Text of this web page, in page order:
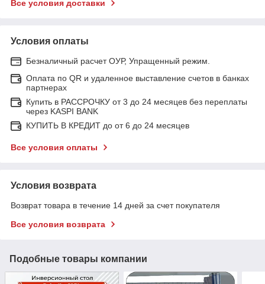
Все условия доставки
Условия оплаты
Безналичный расчет ОУР, Упращенный режим.
Оплата по QR и удаленное выставление счетов в банках
партнерах
Купить в РАССРОЧКУ от 3 до 24 месяцев без переплаты
через KASPI BANK
КУПИТЬ В КРЕДИТ до от 6 до 24 месяцев
Все условия оплаты
Условия возврата
Возврат товара в течение 14 дней за счет покупателя
Все условия возврата
Подобные товары компании